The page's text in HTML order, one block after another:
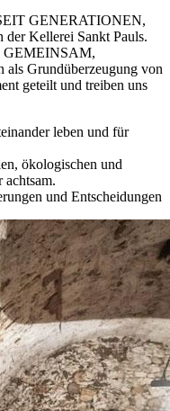
GENERATIONEN,
Kellerei Sankt Pauls.
GEMEINSAM,
Grundüberzeugung von
geteilt und treiben uns
leben und für
ökologischen und
und Entscheidungen